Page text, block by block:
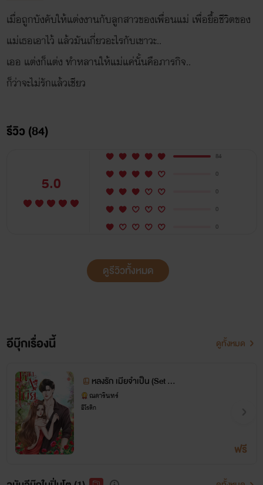
เมื่อถูกบังคับให้แต่งงานกับลูกสาวของเพื่อนแม่ เพื่อยื้อชีวิตของ
แม่เธอเอาไว้ แล้วมันเกี่ยวอะไรกับเขาวะ..
เออ แต่งก็แต่ง ทำหลานให้แม่แค่นั้นคือภารกิจ..
รีวิว (84)
5.0
84
0
0
0
0
ดูรีวิวทั้งหมด
อีบุ๊กเรื่องนี้ ดูทั้งหมด
หลงรัก เมียจำเป็น (Set อธิ
พัฒน์โภคิน)
ณดารินทร์
อีโรติก
ฟรี